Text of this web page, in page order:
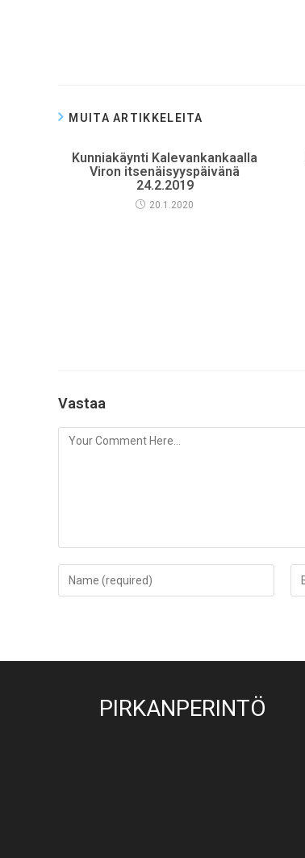
MUITA ARTIKKELEITA
Kunniakäynti Kalevankankaalla
Viron itsenäisyyspäivänä
24.2.2019
20.1.2020
Vastaa
PIRKANPERINTÖ